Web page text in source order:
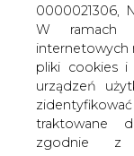
0000021306,
W ramach
internetowych
pliki cookies
urządzeń
traktowane
zgodnie z